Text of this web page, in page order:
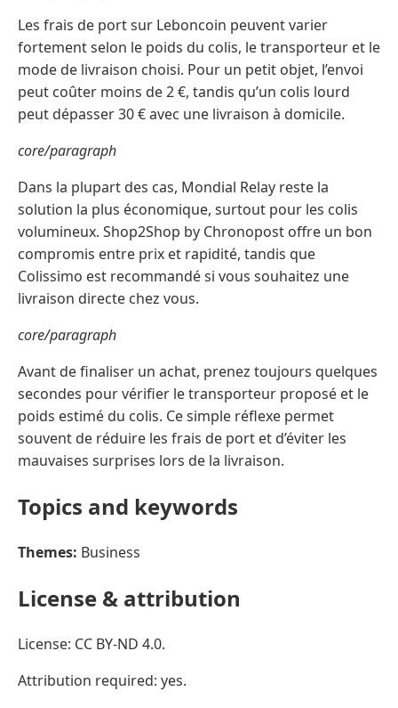
Les frais de port sur Leboncoin peuvent varier
fortement selon le poids du colis, le transporteur et le
mode de livraison choisi. Pour un petit objet, l’envoi
peut coûter moins de 2 €, tandis qu’un colis lourd
peut dépasser 30 € avec une livraison à domicile.
core/paragraph
Dans la plupart des cas, Mondial Relay reste la
solution la plus économique, surtout pour les colis
volumineux. Shop2Shop by Chronopost offre un bon
compromis entre prix et rapidité, tandis que
Colissimo est recommandé si vous souhaitez une
livraison directe chez vous.
core/paragraph
Avant de finaliser un achat, prenez toujours quelques
secondes pour vérifier le transporteur proposé et le
poids estimé du colis. Ce simple réflexe permet
souvent de réduire les frais de port et d’éviter les
mauvaises surprises lors de la livraison.
Topics and keywords
Themes: Business
License & attribution
License: CC BY-ND 4.0.
Attribution required: yes.